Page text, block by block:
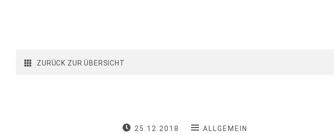
ZURÜCK ZUR ÜBERSICHT
25.12.2018 ALLGEMEIN